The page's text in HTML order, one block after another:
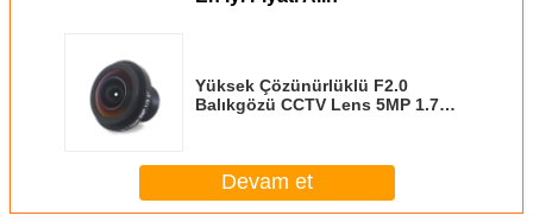
Yüksek Çözünürlüklü F2.0
Balıkgözü CCTV Lens 5MP 1.7
Devam et